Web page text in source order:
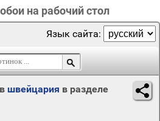
на рабочий стол
Язык сайта:
швейцария в разделе